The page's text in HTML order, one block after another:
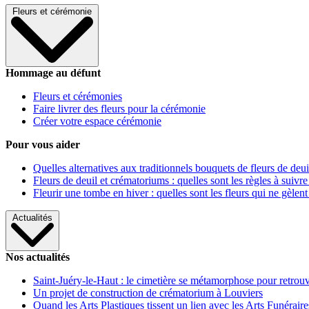
Fleurs et cérémonie
Hommage au défunt
Fleurs et cérémonies
Faire livrer des fleurs pour la cérémonie
Créer votre espace cérémonie
Pour vous aider
Quelles alternatives aux traditionnels bouquets de fleurs de
Fleurs de deuil et crématoriums : quelles sont les règles à
Fleurir une tombe en hiver : quelles sont les fleurs qui ne gèlent
Actualités
Nos actualités
Saint-Juéry-le-Haut : le cimetière se métamorphose pour
Un projet de construction de crématorium à Louviers
Quand les Arts Plastiques tissent un lien avec les Arts